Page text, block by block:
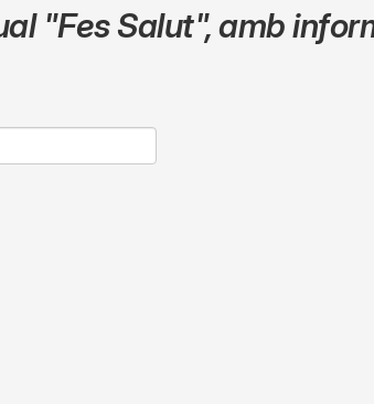
"Fes Salut",amb